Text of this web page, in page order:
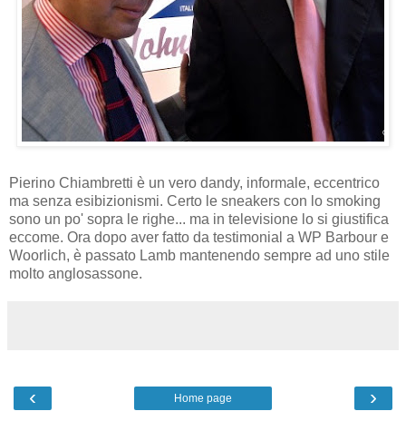
Pierino Chiambretti è un vero dandy, informale, eccentrico
ma senza esibizionismi. Certo le sneakers con lo smoking
sono un po' sopra le righe... ma in televisione lo si giustifica
eccome. Ora dopo aver fatto da testimonial a WP Barbour e
Woorlich, è passato Lamb mantenendo sempre ad uno stile
molto anglosassone.
‹ ›
Home page